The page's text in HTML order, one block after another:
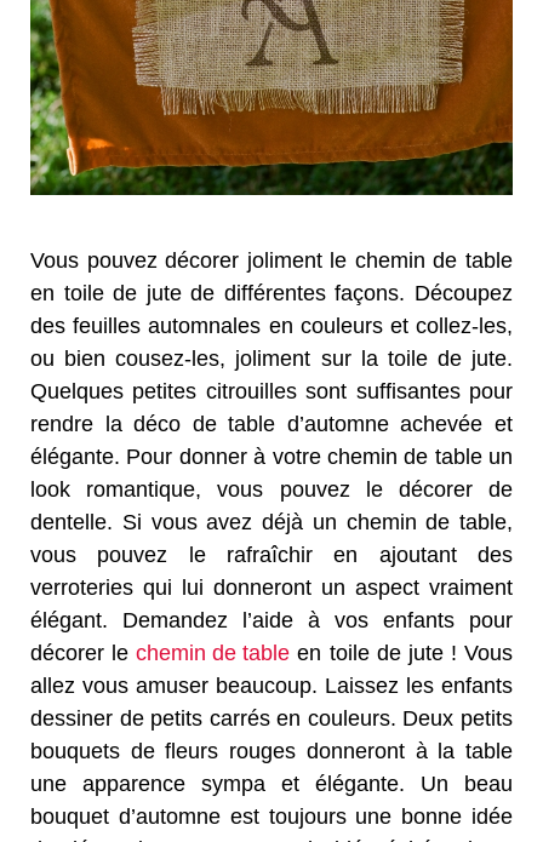
Vous pouvez décorer joliment le chemin de table
en toile de jute de différentes façons. Découpez
des feuilles automnales en couleurs et collez-les,
ou bien cousez-les, joliment sur la toile de jute.
Quelques petites citrouilles sont suffisantes pour
rendre la déco de table d’automne achevée et
élégante. Pour donner à votre chemin de table un
look romantique, vous pouvez le décorer de
dentelle. Si vous avez déjà un chemin de table,
vous pouvez le rafraîchir en ajoutant des
verroteries qui lui donneront un aspect vraiment
élégant. Demandez l’aide à vos enfants pour
décorer lechemin de table en toile de jute ! Vous
allez vous amuser beaucoup. Laissez les enfants
dessiner de petits carrés en couleurs. Deux petits
bouquets de fleurs rouges donneront à la table
une apparence sympa et élégante. Un beau
bouquet d’automne est toujours une bonne idée